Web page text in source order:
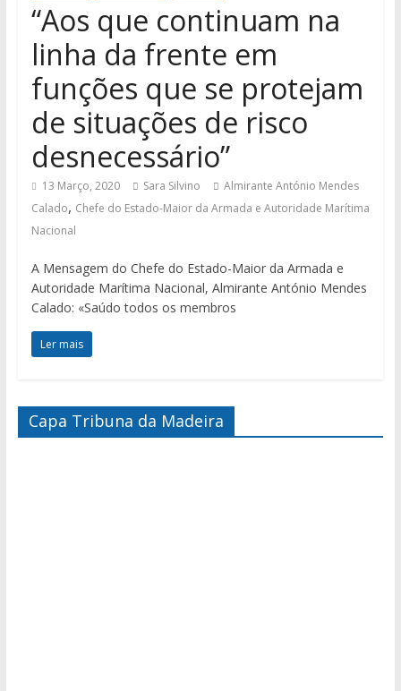
“Aos que continuam na
linha da frente em
funções que se protejam
de situações de risco
desnecessário”
13 Março, 2020 Sara Silvino
Almirante António Mendes
Calado, Chefe do Estado-Maior da Armada e Autoridade Marítima
Nacional
A Mensagem do Chefe do Estado-Maior da Armada e
Autoridade Marítima Nacional, Almirante António Mendes
Calado: «Saúdo todos os membros
Ler mais
Capa Tribuna da Madeira